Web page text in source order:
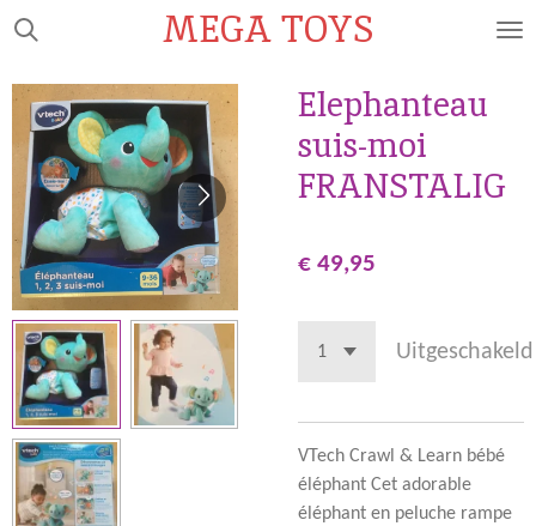
Ga
naar
de
hoofdinhoud
MEGA TOYS
Elephanteau
suis-moi
FRANSTALIG
€ 49,95
Uitgeschakeld
VTech Crawl & Learn bébé
éléphant Cet adorable
éléphant en peluche rampe